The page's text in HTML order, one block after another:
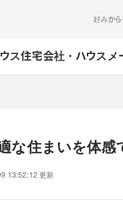
好みか
ス住宅会社・ハウスメ
な住まいを体
13:52:12 更新